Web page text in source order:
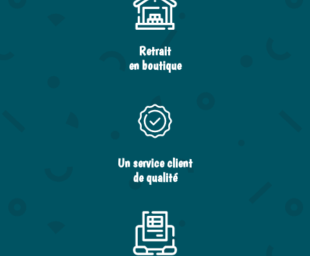
Retrait
en boutique
Un service client
de qualité